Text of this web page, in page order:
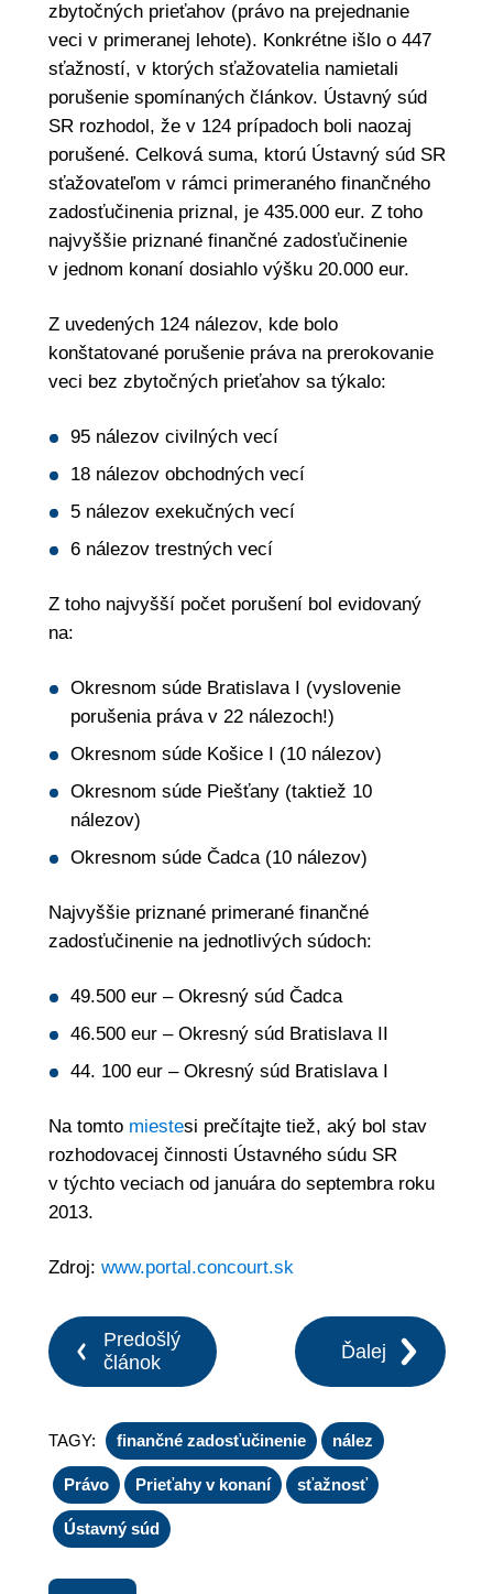
zbytočných prieťahov (právo na prejednanie
veci v primeranej lehote). Konkrétne išlo o 447
sťažností, v ktorých sťažovatelia namietali
porušenie spomínaných článkov. Ústavný súd
SR rozhodol, že v 124 prípadoch boli naozaj
porušené. Celková suma, ktorú Ústavný súd SR
sťažovateľom v rámci primeraného finančného
zadosťučinenia priznal, je 435.000 eur. Z toho
najvyššie priznané finančné zadosťučinenie
v jednom konaní dosiahlo výšku 20.000 eur.
Z uvedených 124 nálezov, kde bolo
konštatované porušenie práva na prerokovanie
veci bez zbytočných prieťahov sa týkalo:
95 nálezov civilných vecí
18 nálezov obchodných vecí
5 nálezov exekučných vecí
6 nálezov trestných vecí
Z toho najvyšší počet porušení bol evidovaný
na:
Okresnom súde Bratislava I (vyslovenie
porušenia práva v 22 nálezoch!)
Okresnom súde Košice I (10 nálezov)
Okresnom súde Piešťany (taktiež 10
nálezov)
Okresnom súde Čadca (10 nálezov)
Najvyššie priznané primerané finančné
zadosťučinenie na jednotlivých súdoch:
49.500 eur – Okresný súd Čadca
46.500 eur – Okresný súd Bratislava II
44. 100 eur – Okresný súd Bratislava I
Na tomto miestesi prečítajte tiež, aký bol stav
rozhodovacej činnosti Ústavného súdu SR
v týchto veciach od januára do septembra roku
2013.
Zdroj: www.portal.concourt.sk
Predošlý
článok
Ďalej
TAGY: finančné zadosťučinenie nález
Právo Prieťahy v konaní sťažnosť
Ústavný súd